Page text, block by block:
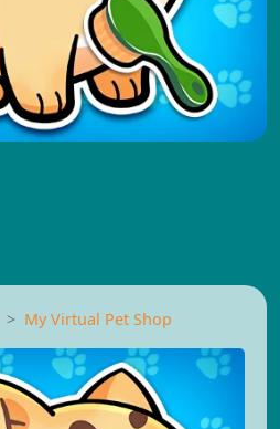
My Virtual Pet Shop